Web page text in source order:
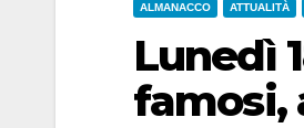
ALMANACCO ATTUALITÀ
Lunedì
famosi,